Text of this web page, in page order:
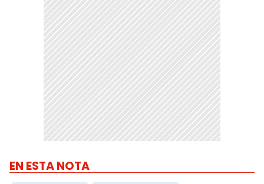
EN ESTA NOTA